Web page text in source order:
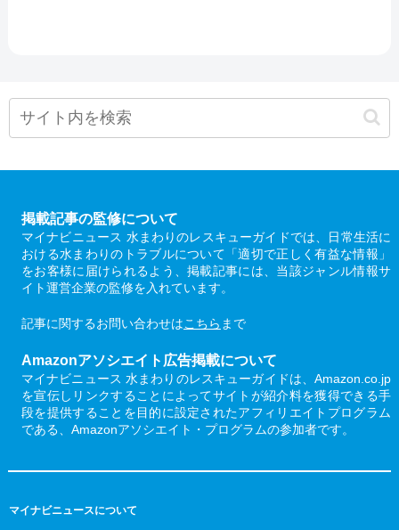
掲載記事の監修について
マイナビニュース 水まわりのレスキューガイドでは、日常生活に
おける水まわりのトラブルについて「適切で正しく有益な情報」
をお客様に届けられるよう、掲載記事には、当該ジャンル情報サ
イト運営企業の監修を入れています。
記事に関するお問い合わせはこちら まで
Amazonアソシエイト広告掲載について
マイナビニュース 水まわりのレスキューガイドは、Amazon.co.jp
を宣伝しリンクすることによってサイトが紹介料を獲得できる手
段を提供することを目的に設定されたアフィリエイトプログラム
である、Amazonアソシエイト・プログラムの参加者です。
マイナビニュースについて